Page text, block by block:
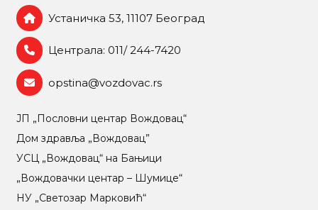
Устаничка 53, 11107 Београд
Централа: 011/ 244-7420
opstina@vozdovac.rs
ЈП „Пословни центар Вождовац“
Дом здравља „Вождовац”
УСЦ „Вождовац“ на Бањици
„Вождовачки центар – Шумице“
НУ „Светозар Марковић“